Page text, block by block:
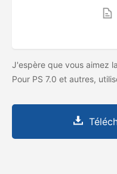
J'espère que vous aimez
Pour PS 7.0 et autres,